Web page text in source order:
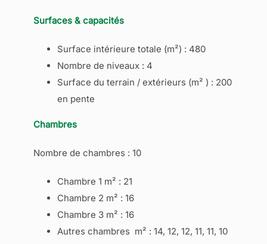
Surfaces & capacités
Surface intérieure totale (m²) : 480
Nombre de niveaux : 4
Surface du terrain / extérieurs (m² ) : 200
en pente
Chambres
Nombre de chambres : 10
Chambre 1 m² : 21
Chambre 2 m² : 16
Chambre 3 m² : 16
Autres chambres m² : 14, 12, 12, 11, 11, 10